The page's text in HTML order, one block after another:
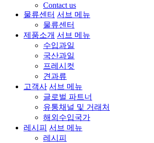
Contact us
물류센터 서브 메뉴
물류센터
제품소개 서브 메뉴
수입과일
국산과일
프레시컷
견과류
고객사 서브 메뉴
글로벌 파트너
유통채널 및 거래처
해외수입국가
레시피 서브 메뉴
레시피